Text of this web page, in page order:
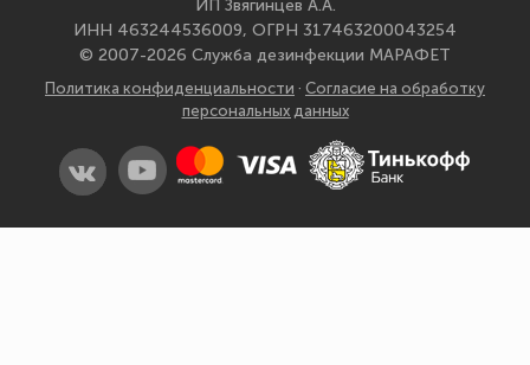
Орел
Пермь
Ростов-на-Дону
ИП Звягинцев А.А.
ИНН 463244536009, ОГРН 317463200043254
© 2007-2026 Служба дезинфекции МАРАФЕТ
Политика конфиденциальности · Согласие на обработку
персональных данных